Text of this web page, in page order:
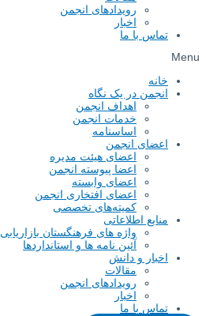
رویدادهای انجمن
اخبار
تماس با ما
Menu
خانه
انجمن در یک نگاه
اهداف انجمن
خدمات انجمن
اساسنامه
اعضای انجمن
اعضای هیئت مدیره
اعضا پیوسته انجمن
اعضای وابسته
اعضای افتخاری انجمن
کمیته‌های تخصصی
منابع اطلاعاتی
واژه های فرهنگستان بازاریابی
آئین نامه ها و استانداردها
اخبار و دانش
مقالات
رویدادهای انجمن
اخبار
تماس با ما